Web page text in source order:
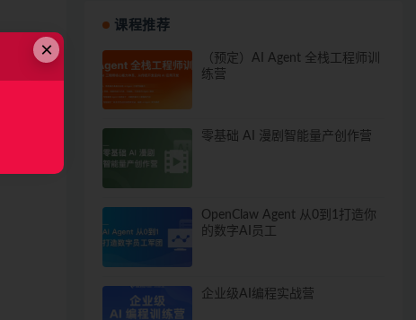
课程推荐
（预定）AI Agent 全栈工程师训
练营
零基础 AI 漫剧智能量产创作营
OpenClaw Agent 从0到1打造你
的数字AI员工
企业级AI编程实战营
×